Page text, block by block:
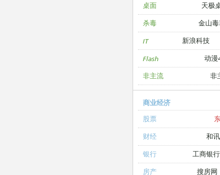
桌面 天极
杀毒 金山
IT 新浪科技
Flash 动漫
非主流 非
商业经济
股票
财经 和
银行 工商银行
房产 搜房网